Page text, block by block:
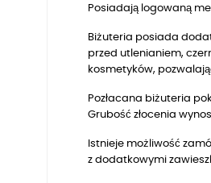
Posiadają logowaną
Biżuteria posiada
przed utlenianiem,
kosmetyków,
Pozłacana biżuteria
Grubość złocenia
Istnieje możliwość
z dodatkowymi